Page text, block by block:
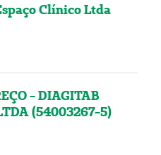
Clínico Ltda
- DIAGITAB
(54003267-5)